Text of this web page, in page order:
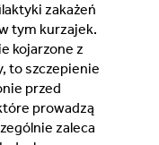
zakażeń
tym kurzajek.
kojarzone z
to szczepienie
przed
prowadzą
zaleca